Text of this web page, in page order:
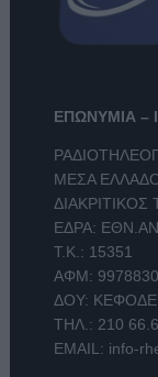
ΕΠΩΝΥΜΙΑ –
ΜΕΣΑ
ΕΔΡΑ:
Τ.Κ.: 15351
ΑΦΜ:
ΔΟΥ: ΚΕΦΟΔΕ
ΤΗΛ.: 210
EMAIL: info-